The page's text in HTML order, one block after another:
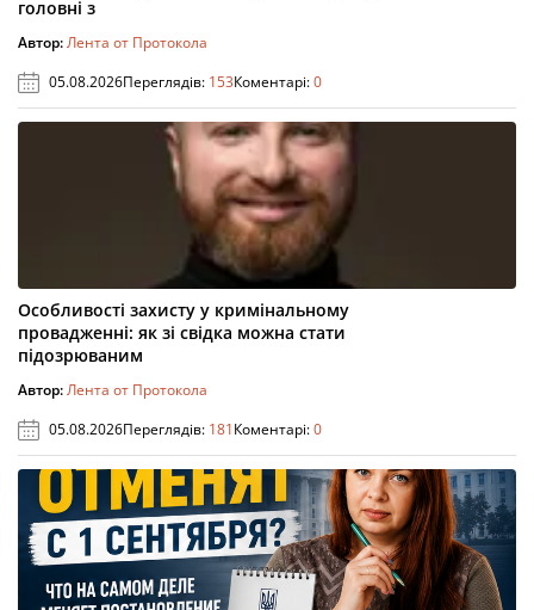
головні з
Автор:Лента от Протокола
05.08.2026Переглядів: 153Коментарі:0
Особливості захисту у кримінальному
провадженні: як зі свідка можна стати
підозрюваним
Автор:Лента от Протокола
05.08.2026Переглядів: 181Коментарі:0